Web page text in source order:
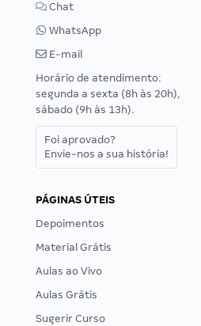
Chat
WhatsApp
E-mail
Horário de atendimento:
segunda a sexta (8h às 20h),
sábado (9h às 13h).
Foi aprovado?
Envie-nos a sua história!
PÁGINAS ÚTEIS
Depoimentos
Material Grátis
Aulas ao Vivo
Aulas Grátis
Sugerir Curso